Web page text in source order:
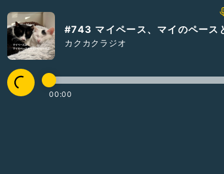
カクカクラジオ
00:00